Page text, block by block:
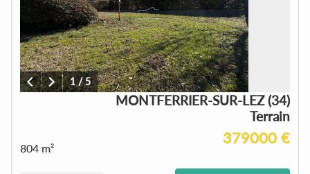
1/5
MONTFERRIER-SUR-LEZ (34)
Terrain
379000 €
804 m²